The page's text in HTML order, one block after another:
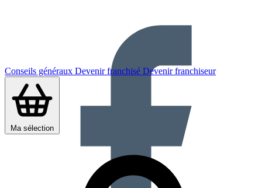
Conseils généraux Devenir franchisé Devenir franchiseur
Ma sélection